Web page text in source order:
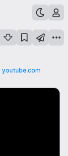
youtube.com